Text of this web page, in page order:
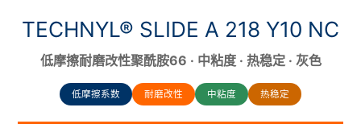
TECHNYL® SLIDE A 218 Y10 NC
低摩擦耐磨改性聚酰胺66 · 中粘度 · 热稳定 · 灰色
低摩擦系数 耐磨改性 中粘度 热稳定